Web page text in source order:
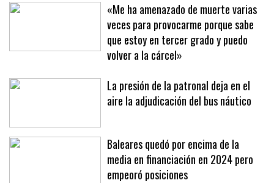
«Me ha amenazado de muerte varias
veces para provocarme porque sabe
que estoy en tercer grado y puedo
volver a la cárcel»
La presión de la patronal deja en el
aire la adjudicación del bus náutico
Baleares quedó por encima de la
media en financiación en 2024 pero
empeoró posiciones